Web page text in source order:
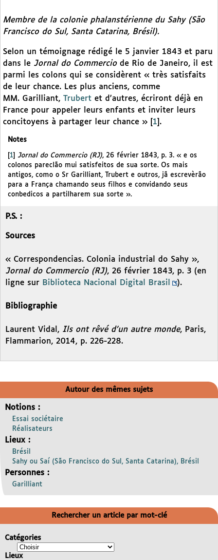
Membre de la colonie phalanstérienne du Sahy (São
Francisco do Sul, Santa Catarina, Brésil).
Selon un témoignage rédigé le 5 janvier 1843 et paru
dans le Jornal do Commerciode Rio de Janeiro, il est
parmi les colons qui se considèrent « très satisfaits
de leur chance. Les plus anciens, comme
MM. Garilliant, Trubert et d’autres, écriront déjà en
France pour appeler leurs enfants et inviter leurs
concitoyens à partager leur chance »
1 .
Notes
1 Jornal do Commercio (RJ), 26 février 1843, p. 3. « e os
colonos pareclão mui satisfeitos de sua sorte. Os mais
antigos, como o Sr Garilliant, Trubert e outros, jã escrevèrão
para a França chamando seus filhos e convidando seus
conbedicos a partilharem sua sorte ».
P.S. :
Sources
« Correspondencias. Colonia industrial do Sahy »,
Jornal do Commercio (RJ), 26 février 1843, p. 3 (en
ligne sur Biblioteca Nacional Digital Brasil ).
Bibliographie
Laurent Vidal, Ils ont rêvé d’un autre monde, Paris,
Flammarion, 2014, p. 226-228.
Autour des mêmes sujets
Notions :
Essai sociétaire
Réalisateurs
Lieux :
Brésil
Sahy ou Saí (São Francisco do Sul, Santa Catarina), Brésil
Personnes :
Garilliant
Rechercher un article par mot-clé
Catégories
Lieux